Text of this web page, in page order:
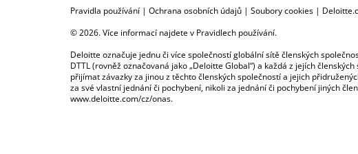
Pravidla používání | Ochrana osobních údajů | Soubory cookies |
© 2026. Více informací najdete v Pravidlech používání.
Deloitte označuje jednu či více společností globální sítě členských
DTTL (rovněž označovaná jako „Deloitte Global“) a každá z jejích
přijímat závazky za jinou z těchto členských společností a jejich
za své vlastní jednání či pochybení, nikoli za jednání či pochybení jiných
www.deloitte.com/cz/onas.